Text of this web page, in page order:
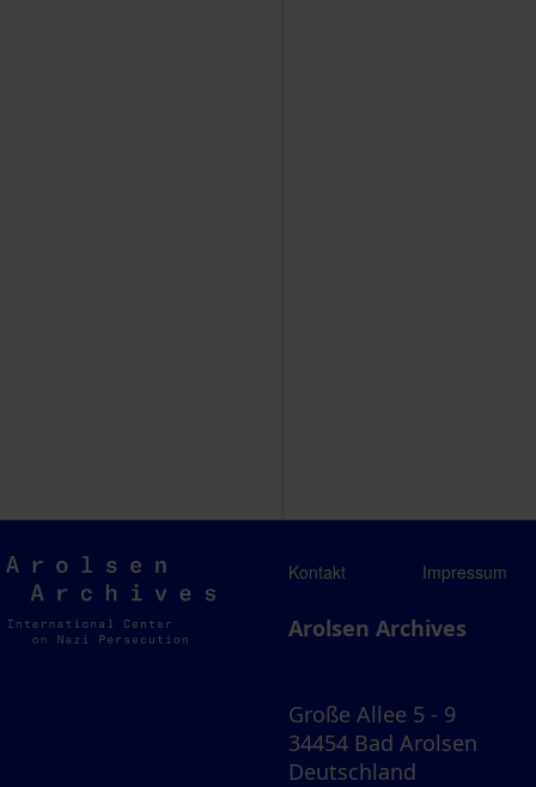
Arolsen
Archives
Kontakt Impressum
Arolsen Archives
Große Allee 5 - 9
34454 Bad Arolsen
Deutschland